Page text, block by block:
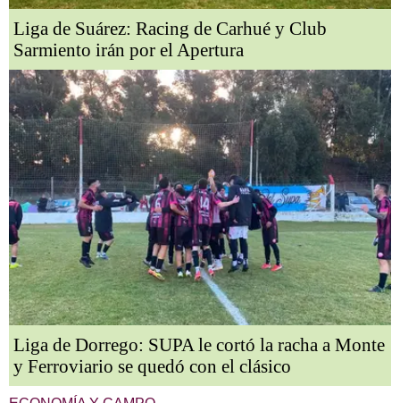
Liga de Suárez: Racing de Carhué y Club
Sarmiento irán por el Apertura
Liga de Dorrego: SUPA le cortó la racha a Monte
y Ferroviario se quedó con el clásico